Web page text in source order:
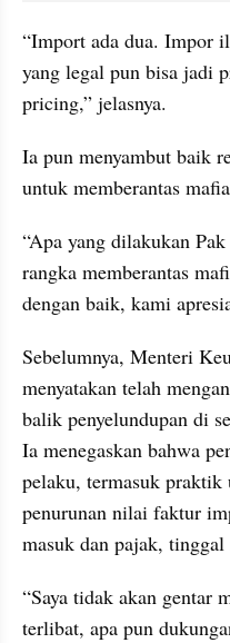
“Import ada dua. Impor
yang legal pun bisa jadi
pricing,” jelasnya.
Ia pun menyambut baik
untuk memberantas
“Apa yang dilakukan
rangka memberantas
dengan baik, kami
Sebelumnya, Menteri
menyatakan telah
balik penyelundupan di
Ia menegaskan bahwa
pelaku, termasuk praktik
penurunan nilai faktur
masuk dan pajak,
“Saya tidak akan gentar
terlibat, apa pun